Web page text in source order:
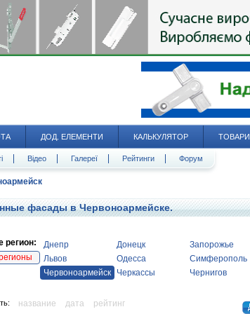
ДОД. ЕЛЕМЕНТИ КАЛЬКУЛЯТОР ТОВАРИ
Відео Галереї Рейтинги Форум
фасады в Червоноармейске.
регион:
Днепр Донецк Запорожье
Львов
Одесса Симферополь
Червоноармейск
Черкассы Чернигов
название дата рейтинг